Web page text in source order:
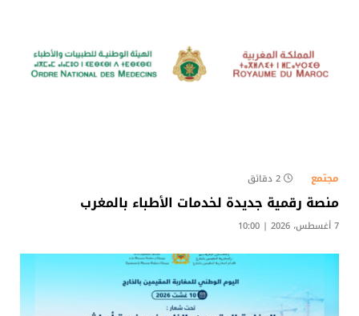
مجتمع 2 دقائق
منصة رقمية جديدة لخدمات الأطباء بالمغرب
7 أغسطس، 2026 | 10:00